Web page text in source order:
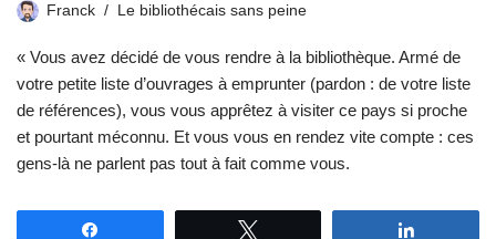
Franck Le bibliothécais sans peine
« Vous avez décidé de vous rendre à la bibliothèque. Armé de
votre petite liste d’ouvrages à emprunter (pardon : de votre liste
de références), vous vous apprêtez à visiter ce pays si proche
et pourtant méconnu. Et vous vous en rendez vite compte : ces
gens-là ne parlent pas tout à fait comme vous.